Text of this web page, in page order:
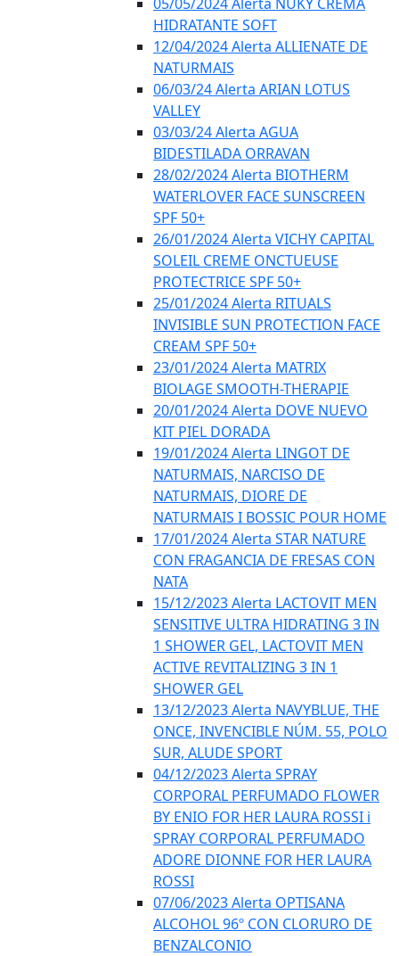
HIDRATANTE SOFT
12/04/2024 Alerta ALLIENATE DE
NATURMAIS
06/03/24 Alerta ARIAN LOTUS
VALLEY
03/03/24 Alerta AGUA
BIDESTILADA ORRAVAN
28/02/2024 Alerta BIOTHERM
WATERLOVER FACE SUNSCREEN
SPF 50+
26/01/2024 Alerta VICHY CAPITAL
SOLEIL CREME ONCTUEUSE
PROTECTRICE SPF 50+
25/01/2024 Alerta RITUALS
INVISIBLE SUN PROTECTION FACE
CREAM SPF 50+
23/01/2024 Alerta MATRIX
BIOLAGE SMOOTH-THERAPIE
20/01/2024 Alerta DOVE NUEVO
KIT PIEL DORADA
19/01/2024 Alerta LINGOT DE
NATURMAIS, NARCISO DE
NATURMAIS, DIORE DE
NATURMAIS I BOSSIC POUR HOME
17/01/2024 Alerta STAR NATURE
CON FRAGANCIA DE FRESAS CON
NATA
15/12/2023 Alerta LACTOVIT MEN
SENSITIVE ULTRA HIDRATING 3 IN
1 SHOWER GEL, LACTOVIT MEN
ACTIVE REVITALIZING 3 IN 1
SHOWER GEL
13/12/2023 Alerta NAVYBLUE, THE
ONCE, INVENCIBLE NÚM. 55, POLO
SUR, ALUDE SPORT
04/12/2023 Alerta SPRAY
CORPORAL PERFUMADO FLOWER
BY ENIO FOR HER LAURA ROSSI i
SPRAY CORPORAL PERFUMADO
ADORE DIONNE FOR HER LAURA
ROSSI
07/06/2023 Alerta OPTISANA
ALCOHOL 96º CON CLORURO DE
BENZALCONIO